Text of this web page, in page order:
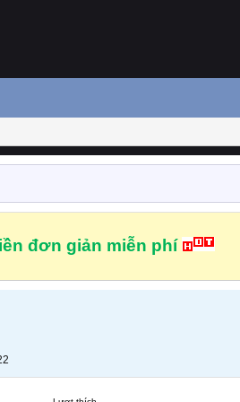
đơn giản miễn phí